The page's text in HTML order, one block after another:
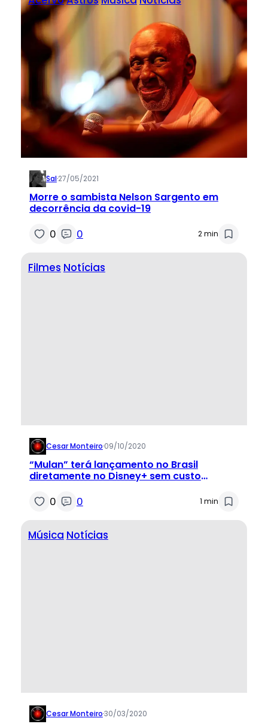
Sal·27/05/2021
Morre o sambista Nelson Sargento em
decorrência da covid-19
0 0 2 min
Filmes Notícias
Cesar Monteiro·09/10/2020
“Mulan” terá lançamento no Brasil
diretamente no Disney+ sem custo
0 0 1 min
Música Notícias
Cesar Monteiro·30/03/2020